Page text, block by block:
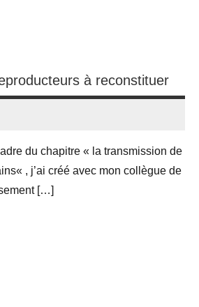
à reconstituer
du chapitre « la transmission de
, j’ai créé avec mon collègue de
[…]